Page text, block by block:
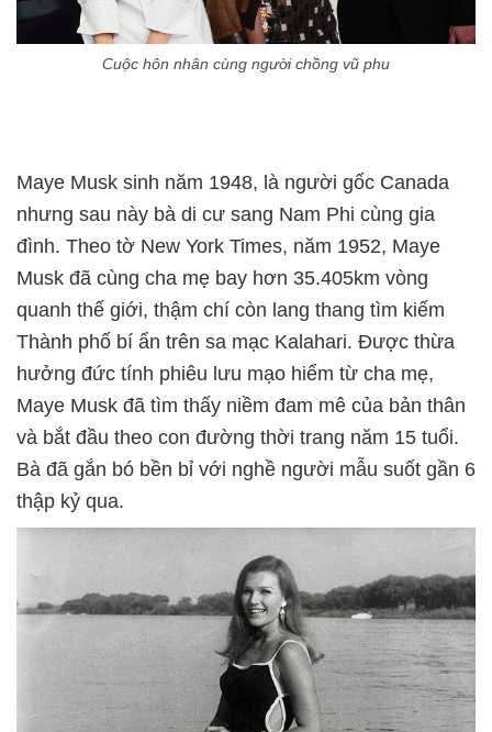
Cuộc hôn nhân cùng người chồng vũ phu
Maye Musk sinh năm 1948, là người gốc Canada
nhưng sau này bà di cư sang Nam Phi cùng gia
đình. Theo tờ New York Times, năm 1952, Maye
Musk đã cùng cha mẹ bay hơn 35.405km vòng
quanh thế giới, thậm chí còn lang thang tìm kiếm
Thành phố bí ẩn trên sa mạc Kalahari. Được thừa
hưởng đức tính phiêu lưu mạo hiểm từ cha mẹ,
Maye Musk đã tìm thấy niềm đam mê của bản thân
và bắt đầu theo con đường thời trang năm 15 tuổi.
Bà đã gắn bó bền bỉ với nghề người mẫu suốt gần 6
thập kỷ qua.